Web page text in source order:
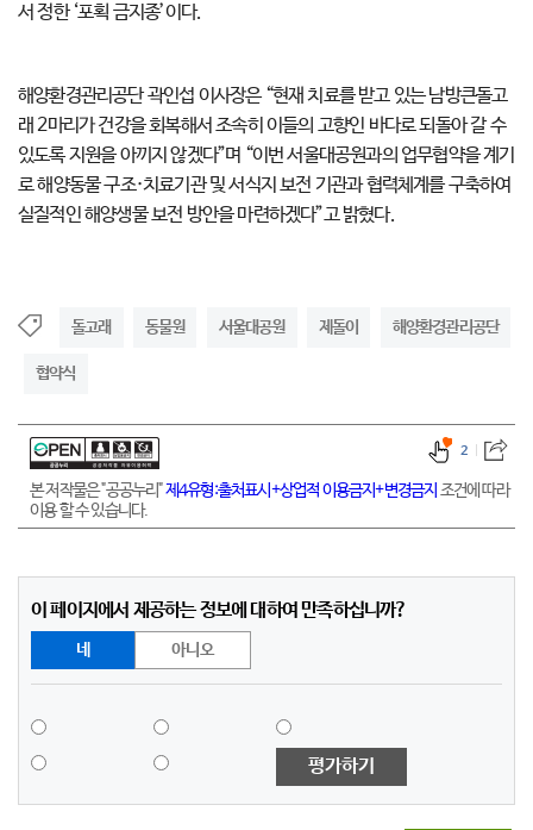
서 정한 ‘포획 금지종’이다.
해양환경관리공단 곽인섭 이사장은 “현재 치료를 받고 있는 남방큰돌고
래 2마리가 건강을 회복해서 조속히 이들의 고향인 바다로 되돌아 갈 수
있도록 지원을 아끼지 않겠다”며 “이번 서울대공원과의 업무협약을 계기
로 해양동물 구조·치료기관 및 서식지 보전 기관과 협력체계를 구축하여
실질적인 해양생물 보전 방안을 마련하겠다”고 밝혔다.
돌고래 동물원 서울대공원 제돌이 해양환경관리공단
협약식
본 저작물은 "공공누리"제4유형:출처표시+상업적 이용금지+변경금지 조건에 따라
이용 할 수 있습니다.
2
이 페이지에서 제공하는 정보에 대하여 만족하십니까?
네 아니오
평가하기